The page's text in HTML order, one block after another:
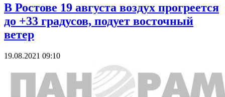
В Ростове 19 августа воздух прогреется
до +33 градусов, подует восточный
ветер
19.08.2021 09:10